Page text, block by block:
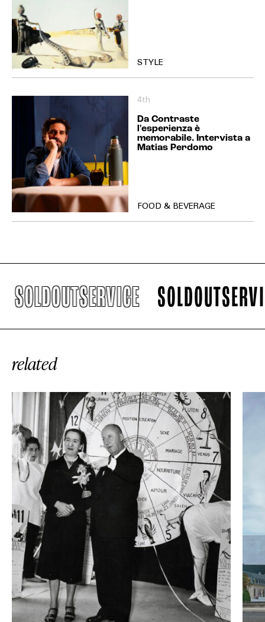
STYLE
4th
Da Contraste
l'esperienza è
memorabile. Intervista a
Matias Perdomo
FOOD & BEVERAGE
SOLDOUTSERVICE
related